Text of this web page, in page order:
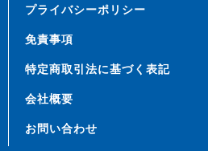
プライバシーポリシー
免責事項
特定商取引法に基づく表記
会社概要
お問い合わせ